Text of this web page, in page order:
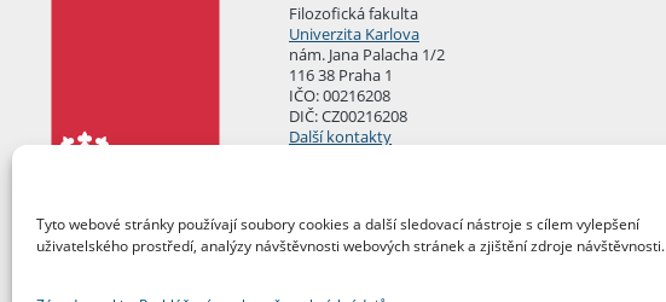
Tyto webové stránky používají soubory cookies a další sledovací nástroje s cílem vylepšení
uživatelského prostředí, analýzy návštěvnosti webových stránek a zjištění zdroje návštěvnosti.
Filozofická fakulta
Univerzita Karlova
nám. Jana Palacha 1/2
116 38 Praha 1
IČO: 00216208
DIČ: CZ00216208
Další kontakty